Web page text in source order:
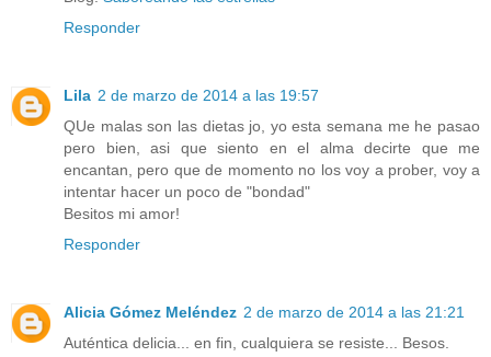
Responder
Lila 2 de marzo de 2014 a las 19:57
QUe malas son las dietas jo, yo esta semana me he pasao
pero bien, asi que siento en el alma decirte que me
encantan, pero que de momento no los voy a prober, voy a
intentar hacer un poco de "bondad"
Besitos mi amor!
Responder
Alicia Gómez Meléndez 2 de marzo de 2014 a las 21:21
Auténtica delicia... en fin, cualquiera se resiste... Besos.